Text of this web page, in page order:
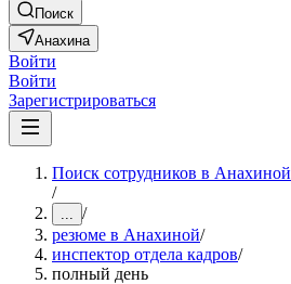
Поиск
Анахина
Войти
Войти
Зарегистрироваться
Поиск сотрудников в Анахиной
/
... /
резюме в Анахиной/
инспектор отдела кадров/
полный день